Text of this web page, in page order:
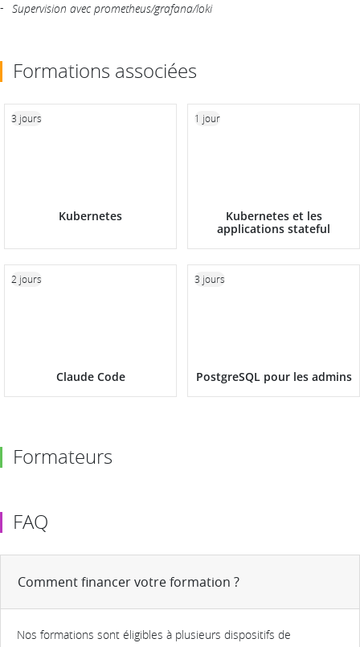
Supervision avec prometheus/grafana/loki
Formations associées
Kubernetes
3 jours
Kubernetes et les
applications stateful
1 jour
Claude Code
2 jours
PostgreSQL pour les admins
3 jours
Formateurs
FAQ
Comment financer votre formation ?
Nos formations sont éligibles à plusieurs dispositifs de